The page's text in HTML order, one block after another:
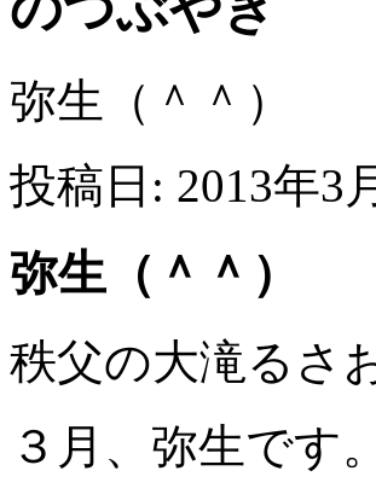
弥生（＾＾）
投稿日: 2013年3
弥生（＾＾）
秩父の大滝るさ
３月、弥生です。